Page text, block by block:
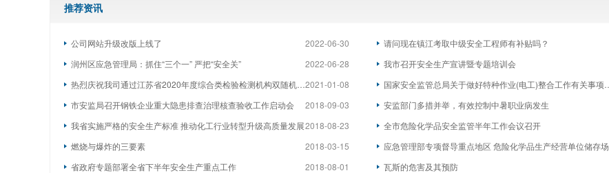
推荐资讯
2022-06-30
公司网站升级改版上线了
请问现在镇江考取中级安全工程师有补贴吗？
2022-06-28
润州区应急管理局：抓住“三个一” 严把“安全关”
我市召开安全生产宣讲暨专题培训会
2021-01-08
热烈庆祝我司通过江苏省2020年度综合类检验检测机构双随机监督检查
国家安全监管总局关于做好特种作业(电工)整合工作有关事项的通知
2018-09-03
市安监局召开钢铁企业重大隐患排查治理核查验收工作启动会
安监部门多措并举，有效控制中暑职业病发生
2018-08-23
我省实施严格的安全生产标准 推动化工行业转型升级高质量发展
全市危险化学品安全监管半年工作会议召开
2018-03-15
燃烧与爆炸的三要素
应急管理部专项督导重点地区 危险化学品生产经营单位储存场所安全
2018-08-01
省政府专题部署全省下半年安全生产重点工作
瓦斯的危害及其预防